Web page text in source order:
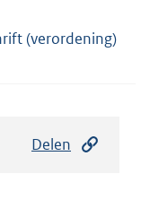
(verordening)
Delen